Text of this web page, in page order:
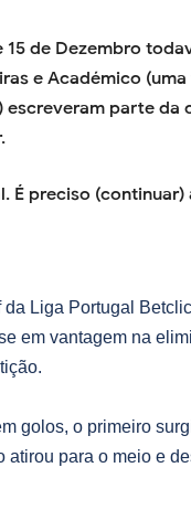
15 de Dezembro
e Académico
escreveram parte da
É preciso (continuar)
Liga Portugal
em vantagem na
golos, o primeiro
atirou para o meio e